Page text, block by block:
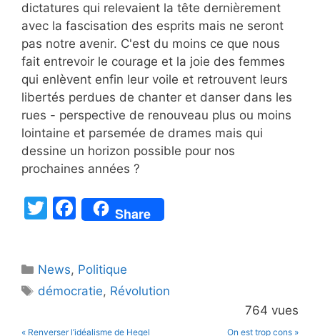
dictatures qui relevaient la tête dernièrement
avec la fascisation des esprits mais ne seront
pas notre avenir. C'est du moins ce que nous
fait entrevoir le courage et la joie des femmes
qui enlèvent enfin leur voile et retrouvent leurs
libertés perdues de chanter et danser dans les
rues - perspective de renouveau plus ou moins
lointaine et parsemée de drames mais qui
dessine un horizon possible pour nos
prochaines années ?
T
er
F
a
e
b
o
Share
Catégories
News, Politique
Étiquettes
démocratie, Révolution
764 vues
« Renverser l’idéalisme de Hegel On est trop cons »